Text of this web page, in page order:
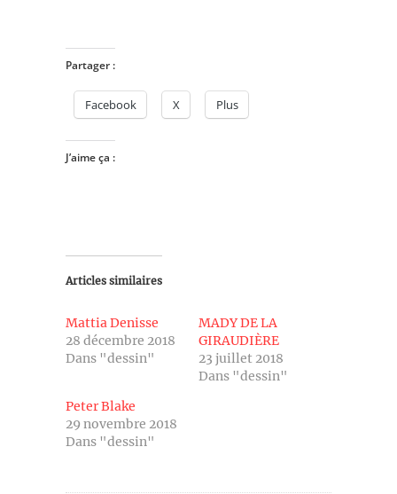
Partager :
Facebook X Plus
J’aime ça :
Articles similaires
Mattia Denisse
28 décembre 2018
Dans "dessin"
MADY DE LA
GIRAUDIÈRE
23 juillet 2018
Dans "dessin"
Peter Blake
29 novembre 2018
Dans "dessin"